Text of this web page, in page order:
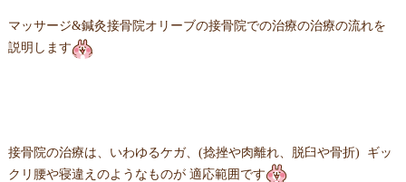
マッサージ&鍼灸接骨院オリーブの接骨院での治療の治療の流れを
説明します
接骨院の治療は、いわゆるケガ、(捻挫や肉離れ、脱臼や骨折) ギッ
クリ腰や寝違えのようなものが 適応範囲です